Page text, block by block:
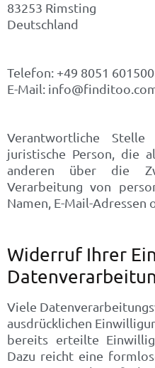
83253 Rimsting
Deutschland
Telefon: +49 8051
E-Mail:
Verantwortliche
juristische Person, die
anderen über die
Verarbeitung von
Namen, E-Mail-Adressen
Widerruf Ihrer
Viele
ausdrücklichen
bereits erteilte
Dazu reicht eine